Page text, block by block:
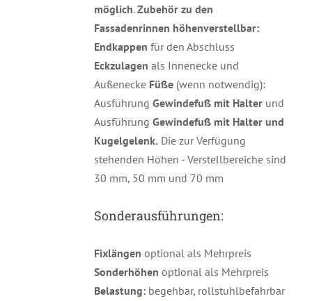
möglich.Zubehör zu den
Fassadenrinnen höhenverstellbar:
Endkappen für den Abschluss
Eckzulagen als Innenecke und
Außenecke Füße(wenn notwendig):
Ausführung Gewindefuß mit Halterund
Ausführung Gewindefuß mit Halter und
Kugelgelenk. Die zur Verfügung
stehenden Höhen - Verstellbereiche sind
30 mm, 50 mm und 70 mm
Sonderausführungen:
Fixlängen optional als Mehrpreis
Sonderhöhen optional als Mehrpreis
Belastung:begehbar, rollstuhlbefahrbar